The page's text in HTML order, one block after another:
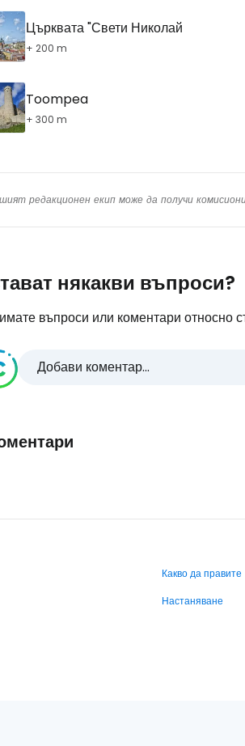
Църквата "Свети Николай
+ 200 m
Toompea
+ 300 m
редакционен екип може да получи
някакви въпроси?
въпроси или коментари относно
Добави коментар...
Какво да правите
Настаняване